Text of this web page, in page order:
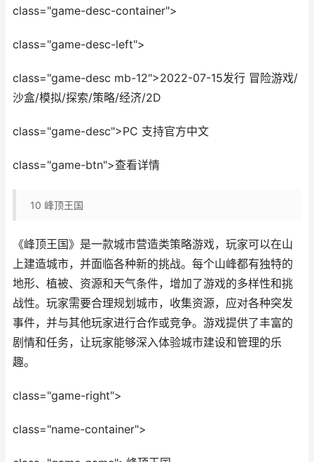
class="game-desc-container">
class="game-desc-left">
class="game-desc mb-12">2022-07-15发行 冒险游戏/
沙盒/模拟/探索/策略/经济/2D
class="game-desc">PC 支持官方中文
class="game-btn">查看详情
10 峰顶王国
《峰顶王国》是一款城市营造类策略游戏，玩家可以在山
上建造城市，并面临各种新的挑战。每个山峰都有独特的
地形、植被、资源和天气条件，增加了游戏的多样性和挑
战性。玩家需要合理规划城市，收集资源，应对各种突发
事件，并与其他玩家进行合作或竞争。游戏提供了丰富的
剧情和任务，让玩家能够深入体验城市建设和管理的乐
趣。
class="game-right">
class="name-container">